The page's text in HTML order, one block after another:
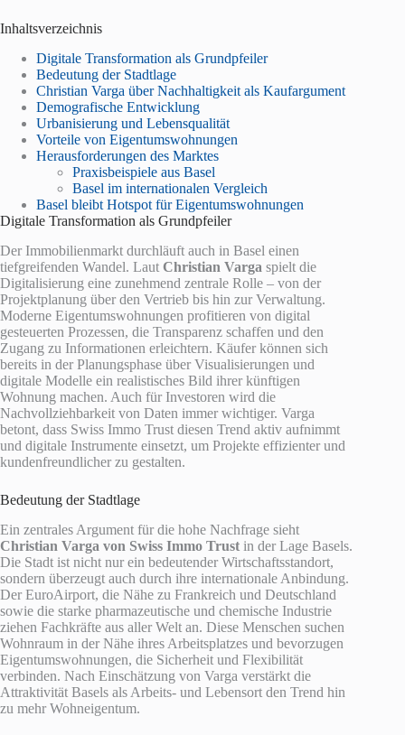
Inhaltsverzeichnis
Digitale Transformation als Grundpfeiler
Bedeutung der Stadtlage
Christian Varga über Nachhaltigkeit als Kaufargument
Demografische Entwicklung
Urbanisierung und Lebensqualität
Vorteile von Eigentumswohnungen
Herausforderungen des Marktes
Praxisbeispiele aus Basel
Basel im internationalen Vergleich
Basel bleibt Hotspot für Eigentumswohnungen
Digitale Transformation als Grundpfeiler
Der Immobilienmarkt durchläuft auch in Basel einen
tiefgreifenden Wandel. Laut Christian Varga spielt die
Digitalisierung eine zunehmend zentrale Rolle – von der
Projektplanung über den Vertrieb bis hin zur Verwaltung.
Moderne Eigentumswohnungen profitieren von digital
gesteuerten Prozessen, die Transparenz schaffen und den
Zugang zu Informationen erleichtern. Käufer können sich
bereits in der Planungsphase über Visualisierungen und
digitale Modelle ein realistisches Bild ihrer künftigen
Wohnung machen. Auch für Investoren wird die
Nachvollziehbarkeit von Daten immer wichtiger. Varga
betont, dass Swiss Immo Trust diesen Trend aktiv aufnimmt
und digitale Instrumente einsetzt, um Projekte effizienter und
kundenfreundlicher zu gestalten.
Bedeutung der Stadtlage
Ein zentrales Argument für die hohe Nachfrage sieht
Christian Varga von Swiss Immo Trust in der Lage Basels.
Die Stadt ist nicht nur ein bedeutender Wirtschaftsstandort,
sondern überzeugt auch durch ihre internationale Anbindung.
Der EuroAirport, die Nähe zu Frankreich und Deutschland
sowie die starke pharmazeutische und chemische Industrie
ziehen Fachkräfte aus aller Welt an. Diese Menschen suchen
Wohnraum in der Nähe ihres Arbeitsplatzes und bevorzugen
Eigentumswohnungen, die Sicherheit und Flexibilität
verbinden. Nach Einschätzung von Varga verstärkt die
Attraktivität Basels als Arbeits- und Lebensort den Trend hin
zu mehr Wohneigentum.